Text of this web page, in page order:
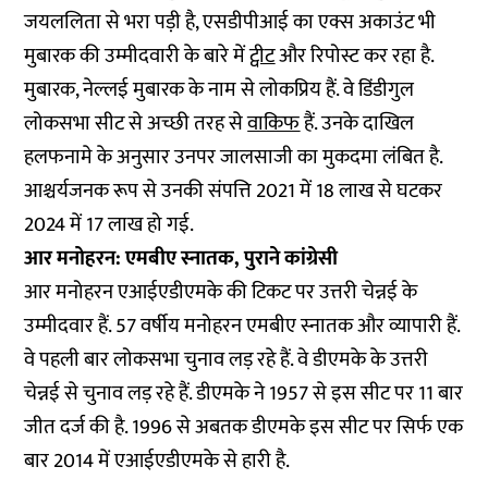
जयललिता से भरा पड़ी है, एसडीपीआई का एक्स अकाउंट भी
मुबारक की उम्मीदवारी के बारे मेंट्वीटऔर रिपोस्ट कर रहा है.
मुबारक, नेल्लई मुबारक के नाम से लोकप्रिय हैं. वे डिंडीगुल
लोकसभा सीट से अच्छी तरह सेवाकिफहैं. उनके दाखिल
हलफनामे के अनुसार उनपर जालसाजी का मुकदमा लंबित है.
आश्चर्यजनक रूप से उनकी संपत्ति 2021 में 18 लाख से घटकर
2024 में 17 लाख हो गई.
आर मनोहरन: एमबीए स्नातक, पुराने कांग्रेसी
आर मनोहरन एआईएडीएमके की टिकट पर उत्तरी चेन्नई के
उम्मीदवार हैं. 57 वर्षीय मनोहरन एमबीए स्नातक और व्यापारी हैं.
वे पहली बार लोकसभा चुनाव लड़ रहे हैं. वे डीएमके के उत्तरी
चेन्नई से चुनाव लड़ रहे हैं. डीएमके ने 1957 से इस सीट पर 11 बार
जीत दर्ज की है. 1996 से अबतक डीएमके इस सीट पर सिर्फ एक
बार 2014 में एआईएडीएमके से हारी है.